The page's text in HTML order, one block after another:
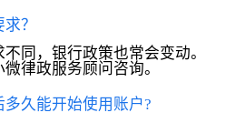
？
同，银行政策也常会变动。
律政服务顾问咨询。
久能开始使用账户?